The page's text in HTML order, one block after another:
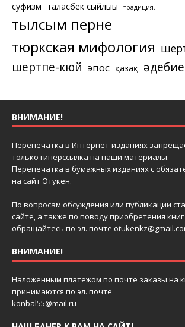
суфизм таласбек сыйлығы традиция.
тылсым перне
тюркская мифология
шертпе-кюй эпос қазақ
ВНИМАНИЕ!
Перепечатка в Интернет-изданиях
только гиперссылка на наши материалы.
Перепечатка в бумажных изданиях с
на сайт Отукен.
По вопросам обсуждения или публикации
сайте, а также по поводу приобретения
обращайтесь по эл. почте
ВНИМАНИЕ!
Наложенным платежом по почте заказы на
принимаются по эл. почте
konbal55@mail.ru